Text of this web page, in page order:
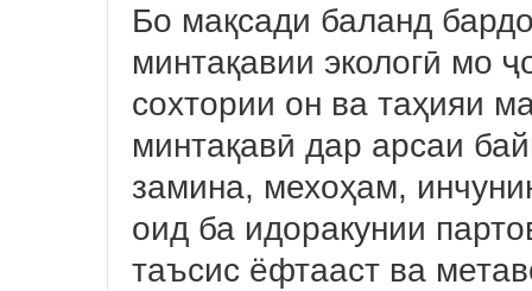
Бо мақсади баланд
минтақавии экологӣ мо
сохтории он ва таҳияи
минтақавӣ дар арсаи
замина, мехоҳам,
оид ба идоракунии
таъсис ёфтааст ва